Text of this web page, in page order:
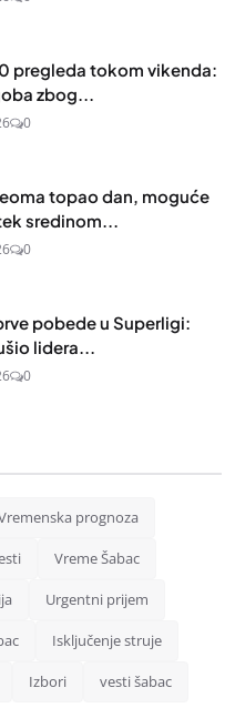
pregleda tokom vikenda:
zbog...
0
topao dan, moguće
sredinom...
0
pobede u Superligi:
lidera...
0
prognoza
Vreme Šabac
Urgentni prijem
Isključenje struje
Izbori vesti šabac